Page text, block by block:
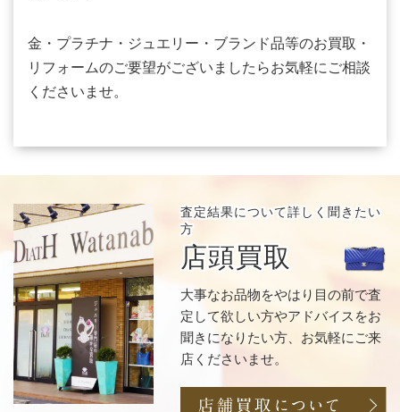
金・プラチナ・ジュエリー・ブランド品等のお買取・
リフォームのご要望がございましたらお気軽にご相談
くださいませ。
査定結果について詳しく聞きたい
方
店頭買取
大事なお品物をやはり目の前で査
定して欲しい方やアドバイスをお
聞きになりたい方、お気軽にご来
店くださいませ。